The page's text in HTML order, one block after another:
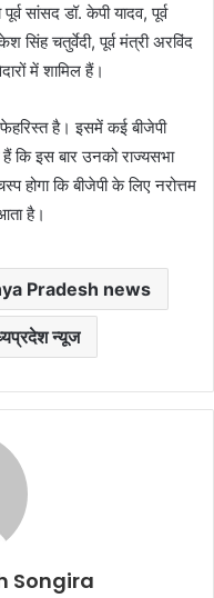
सांसद डॉ. केपी यादव, पूर्व
सिंह चतुर्वेदी, पूर्व मंत्री अरविंद
में शामिल हैं।
है। इसमें कई बीजेपी
इस बार उनको राज्यसभा
होगा कि बीजेपी के लिए नरोत्तम
है।
Pradesh news
न्यूज
Songira